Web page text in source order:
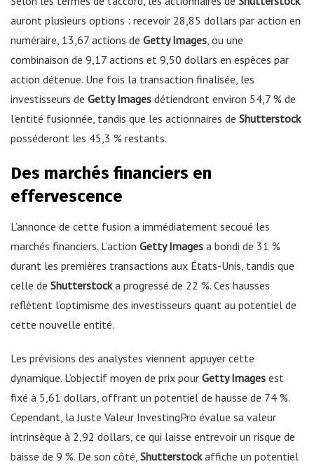
auront plusieurs options : recevoir 28,85 dollars par action en
numéraire, 13,67 actions de Getty Images , ou une
combinaison de 9,17 actions et 9,50 dollars en espèces par
action détenue. Une fois la transaction finalisée, les
investisseurs de Getty Images détiendront environ 54,7 % de
l’entité fusionnée, tandis que les actionnaires de Shutterstock
posséderont les 45,3 % restants.
Des marchés financiers en
effervescence
L’annonce de cette fusion a immédiatement secoué les
marchés financiers. L’action Getty Images a bondi de 31 %
durant les premières transactions aux États-Unis, tandis que
celle de Shutterstocka progressé de 22 %. Ces hausses
reflètent l’optimisme des investisseurs quant au potentiel de
cette nouvelle entité.
Les prévisions des analystes viennent appuyer cette
dynamique. L’objectif moyen de prix pour Getty Images est
fixé à 5,61 dollars, offrant un potentiel de hausse de 74 %.
Cependant, la Juste Valeur InvestingPro évalue sa valeur
intrinsèque à 2,92 dollars, ce qui laisse entrevoir un risque de
baisse de 9 %. De son côté, Shutterstockaffiche un potentiel